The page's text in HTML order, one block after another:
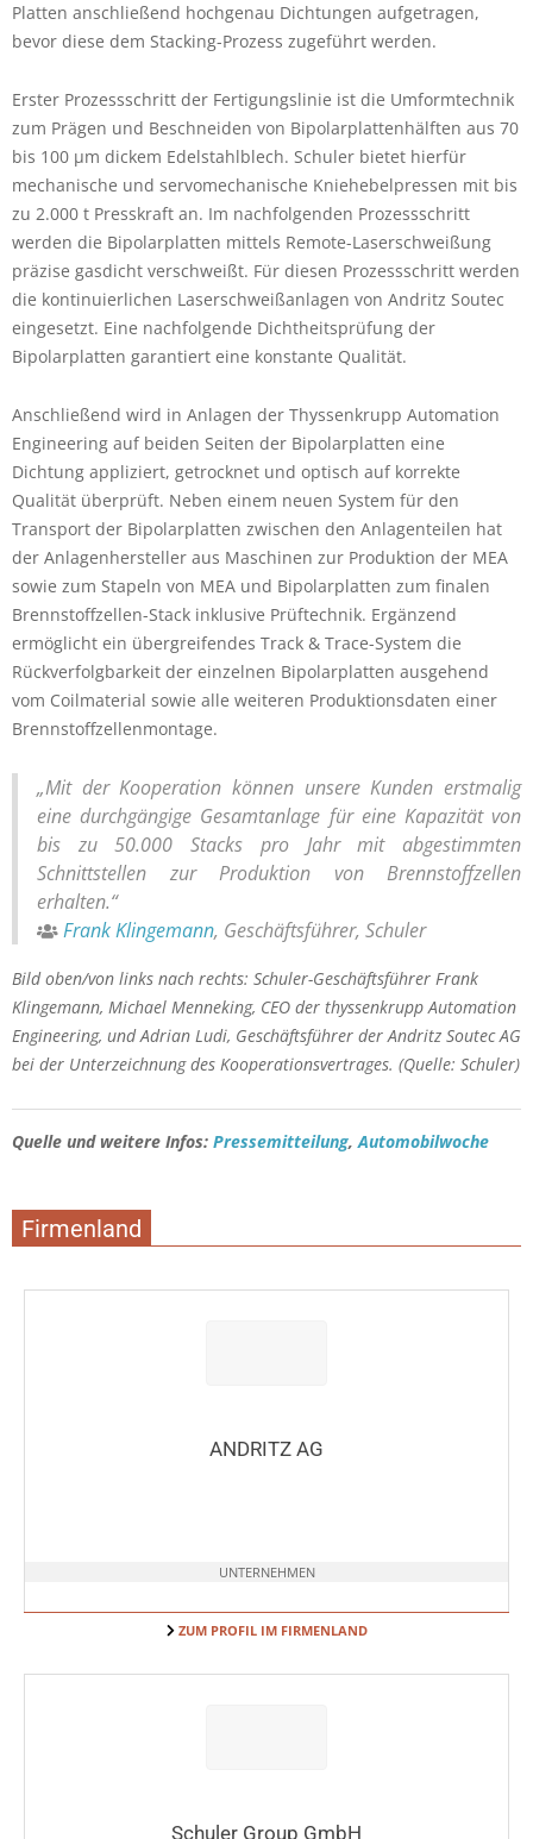
Platten anschließend hochgenau Dichtungen aufgetragen,
bevor diese dem Stacking-Prozess zugeführt werden.
Erster Prozessschritt der Fertigungslinie ist die Umformtechnik
zum Prägen und Beschneiden von Bipolarplattenhälften aus 70
bis 100 µm dickem Edelstahlblech. Schuler bietet hierfür
mechanische und servomechanische Kniehebelpressen mit bis
zu 2.000 t Presskraft an. Im nachfolgenden Prozessschritt
werden die Bipolarplatten mittels Remote-Laserschweißung
präzise gasdicht verschweißt. Für diesen Prozessschritt werden
die kontinuierlichen Laserschweißanlagen von Andritz Soutec
eingesetzt. Eine nachfolgende Dichtheitsprüfung der
Bipolarplatten garantiert eine konstante Qualität.
Anschließend wird in Anlagen der Thyssenkrupp Automation
Engineering auf beiden Seiten der Bipolarplatten eine
Dichtung appliziert, getrocknet und optisch auf korrekte
Qualität überprüft. Neben einem neuen System für den
Transport der Bipolarplatten zwischen den Anlagenteilen hat
der Anlagenhersteller aus Maschinen zur Produktion der MEA
sowie zum Stapeln von MEA und Bipolarplatten zum finalen
Brennstoffzellen-Stack inklusive Prüftechnik. Ergänzend
ermöglicht ein übergreifendes Track & Trace-System die
Rückverfolgbarkeit der einzelnen Bipolarplatten ausgehend
vom Coilmaterial sowie alle weiteren Produktionsdaten einer
Brennstoffzellenmontage.
„Mit der Kooperation können unsere Kunden erstmalig
eine durchgängige Gesamtanlage für eine Kapazität von
bis zu 50.000 Stacks pro Jahr mit abgestimmten
Schnittstellen zur Produktion von Brennstoffzellen
erhalten.“
Frank Klingemann, Geschäftsführer, Schuler
Bild oben/von links nach rechts: Schuler-Geschäftsführer Frank
Klingemann, Michael Menneking, CEO der thyssenkrupp Automation
Engineering, und Adrian Ludi, Geschäftsführer der Andritz Soutec AG
bei der Unterzeichnung des Kooperationsvertrages. (Quelle: Schuler)
Quelle und weitere Infos: Pressemitteilung,Automobilwoche
Firmenland
ANDRITZ AG
UNTERNEHMEN
ZUM PROFIL IM FIRMENLAND
Schuler Group GmbH